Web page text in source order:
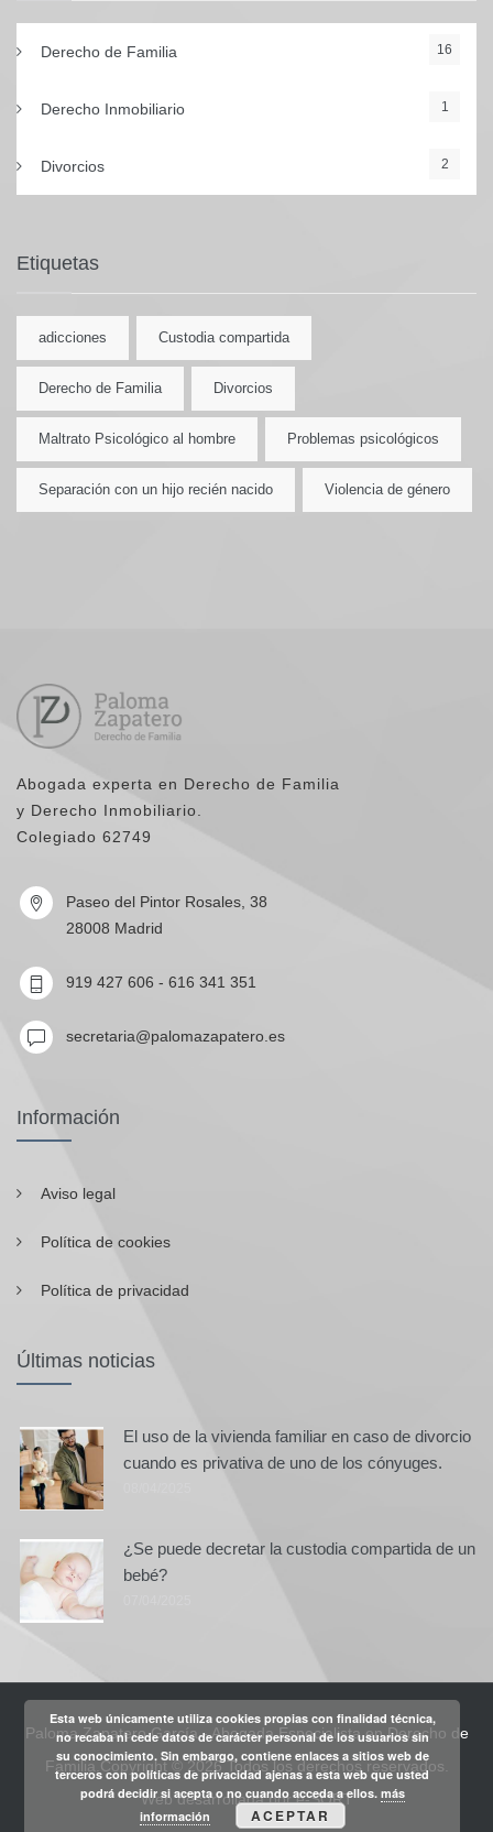
Derecho de Familia 16
Derecho Inmobiliario 1
Divorcios 2
Etiquetas
adicciones Custodia compartida
Derecho de Familia Divorcios
Maltrato Psicológico al hombre Problemas psicológicos
Separación con un hijo recién nacido Violencia de género
Abogada experta en Derecho de Familia
y Derecho Inmobiliario.
Colegiado 62749
Paseo del Pintor Rosales, 38
28008 Madrid
919 427 606 - 616 341 351
secretaria@palomazapatero.es
Información
Aviso legal
Política de cookies
Política de privacidad
Últimas noticias
El uso de la vivienda familiar en caso de divorcio
cuando es privativa de uno de los cónyuges.
¿Se puede decretar la custodia compartida de un
bebé?
Paloma Zapatero García - Abogada Especialista en Derecho de
Familia.Copyright © 2026 Todos los derechos reservados.
Web desarrollada pore-SORT
Esta web únicamente utiliza cookies propias con finalidad técnica,
no recaba ni cede datos de carácter personal de los usuarios sin
su conocimiento. Sin embargo, contiene enlaces a sitios web de
terceros con políticas de privacidad ajenas a esta web que usted
podrá decidir si acepta o no cuando acceda a ellos. más
información
ACEPTAR